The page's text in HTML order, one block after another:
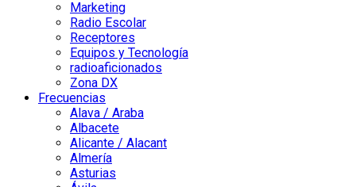
Marketing
Radio Escolar
Receptores
Equipos y Tecnología
radioaficionados
Zona DX
Frecuencias
Alava / Araba
Albacete
Alicante / Alacant
Almería
Asturias